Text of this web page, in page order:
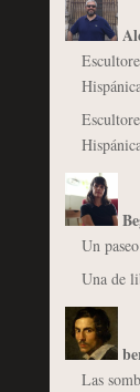
Un
Una de
Las